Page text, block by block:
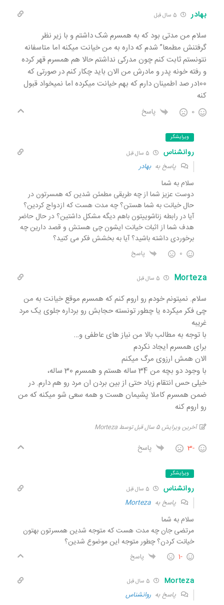
بهادر
سلام من مدتی بود که به همسرم شک داشتم و با زیر نظر
گرفتنش مطمعا” شدم که داره به من خیانت میکنه اما متاسفانه
نتونستم ثابت کنم چون مدرکی نداشتم حالا هم همسرم قهر کرده
و رفته خونه پدر و مادرش من الان باید چکار کنم در صورتی که
100در صد اطمینان دارم که بهم خیانت میکرده اما نمیخواد قبول
کنه
0 پاسخ
ویرایشگر
روانشناس
پاسخ بهبهادر
سلام به شما
دوست عزیز شما از چه طریقی مطمئن شدین که همسرتون در
حال خیانت به شما هستن؟ چه مدت هست که ازدواج کردین؟
آیا در رابطه زناشوییتون باهم دیگه مشکل داشتین؟ در حال حاضر
هدف شما از اثبات خیانت ایشون چی هستش و قصد دارین چه
برخوردی داشته باشید؟ آیا به بخشش فکر می کنید؟
0 پاسخ
Morteza
سلام. نمیتونم خودم رو اروم کنم که همسرم موقع خیانت به من
چی فکر میکرده یا چطور تونسته حجابش رو برداره جلوی یک مرد
غریبه
با توجه به مطالب بالا من نیاز های عاطفی و…
برای همسرم ایجاد نکردم
الان همش ارزوی مرگ میکنم
با وجود دو بچه من 34 ساله هستم و همسرم 30 ساله،
خیلی حس انتقام زیاد حتی از بین بردن ان مرد رو هم دارم. در
ضمن همسرم کاملا پشیمان هست و همه سعی شو میکنه که من
رو اروم کنه
آخرین ویرایش 5 سال قبل توسط Morteza
-3 پاسخ
ویرایشگر
روانشناس
پاسخ به Morteza
سلام به شما
مرتضی جان چه مدت هست که متوجه شدین همسرتون بهتون
خیانت کردن؟ چطور متوجه این موضوع شدین؟
-1 پاسخ
Morteza
پاسخ به روانشناس